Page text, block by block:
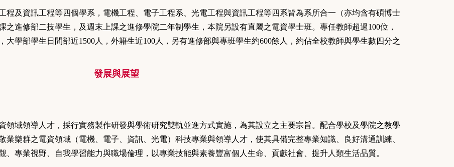
程及資訊工程等四個學系，電機工程、電子工程系、光電工程與資訊工程等四系皆為系所合一（亦均含有碩博士
進修部二技學生，及週末上課之進修學院二年制學生，本院另設有直屬之電資學士班。專任教師超過100位，
大學部學生日間部近1500人，外籍生近100人，另有進修部與專班學生約600餘人，約佔全校教師與學生數四分之
發展與展望
領域領導人才，採行實務製作研發與學術研究雙軌並進方式實施，為其設立之主要宗旨。配合學校及學院之教學
敬業樂群之電資領域（電機 、電子 、資訊 、光電）科技專業與領導人才，使其具備完整專業知識 、良好溝通訓練
、專業視野 、自我學習能力與職場倫理，以專業技能與素養豐富個人生命 、貢獻社會 、提升人類生活品質。